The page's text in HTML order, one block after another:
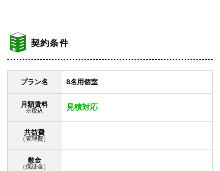
契約条件
プラン名 8名用個室
月額賃料
※税込 見積対応
共益費
（管理費）
敷金
（保証金）